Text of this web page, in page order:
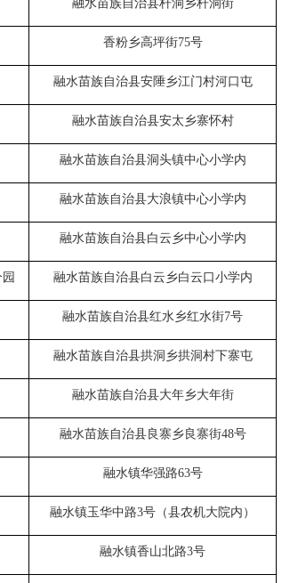
融水苗族自治县杆洞乡杆洞街
香粉乡高坪街75号
融水苗族自治县安陲乡江门村河口屯
融水苗族自治县安太乡寨怀村
融水苗族自治县洞头镇中心小学内
融水苗族自治县大浪镇中心小学内
融水苗族自治县白云乡中心小学内
融水苗族自治县白云乡白云口小学内
融水苗族自治县红水乡红水街7号
融水苗族自治县拱洞乡拱洞村下寨屯
融水苗族自治县大年乡大年街
融水苗族自治县良寨乡良寨街48号
融水镇华强路63号
融水镇玉华中路3号（县农机大院内）
融水镇香山北路3号